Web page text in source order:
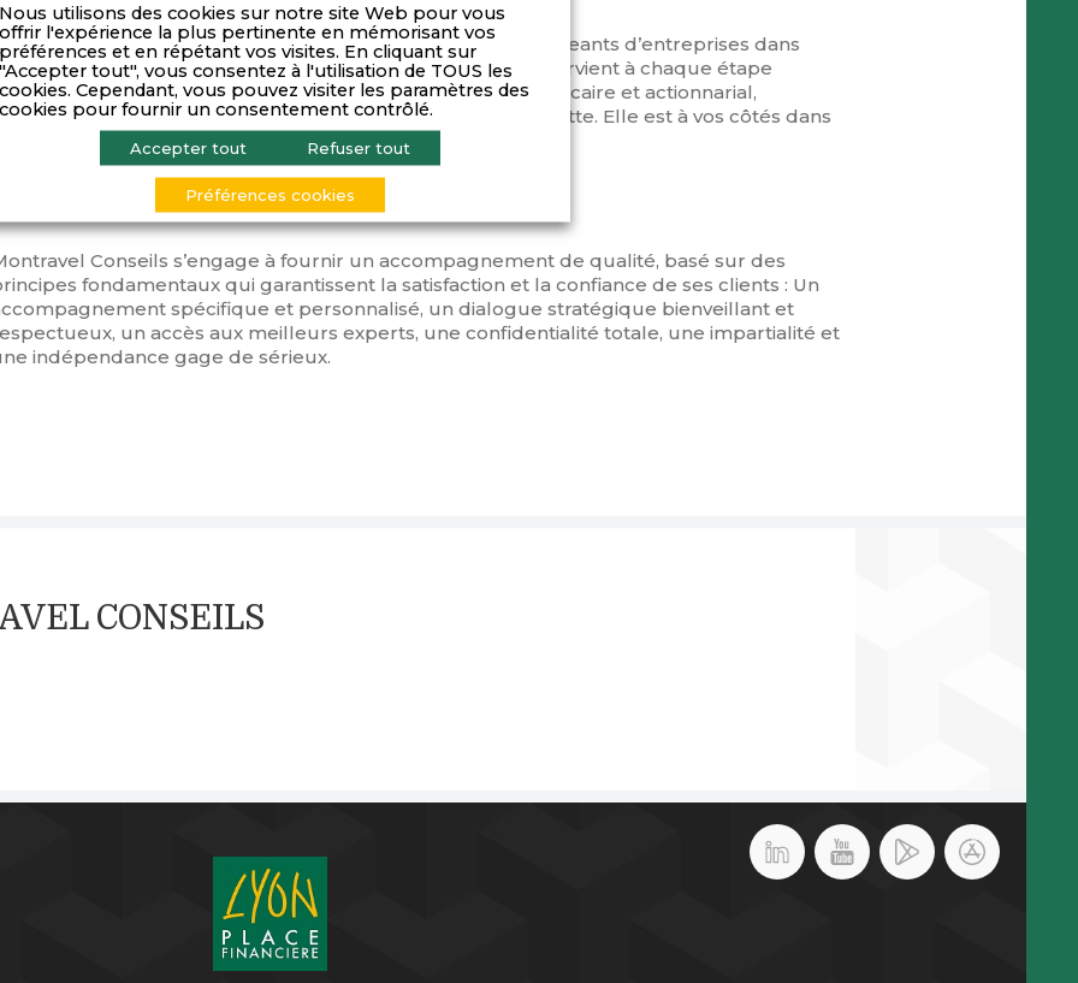
La mission de Montravel Conseils est d’accompagner les dirigeants d’entreprises dans
leurs réflexions stratégiques et leurs défis financiers. Elle intervient à chaque étape
cruciale de la gestion d’entreprise : analyse du panorama bancaire et actionnarial,
recherche de financements adaptés, restructuration de la dette. Elle est à vos côtés dans
vos démarches de levée de fonds auprès d’investisseurs.
Compétences
Conseils s’engage à fournir un accompagnement de qualité, basé sur des
fondamentaux qui garantissent la satisfaction et la confiance de ses clients : Un
spécifique et personnalisé, un dialogue stratégique bienveillant et
un accès aux meilleurs experts, une confidentialité totale, une impartialité et
indépendance gage de sérieux.
CONSEILS
Nous utilisons des cookies sur notre site Web pour vous
offrir l'expérience la plus pertinente en mémorisant vos
préférences et en répétant vos visites. En cliquant sur
"Accepter tout", vous consentez à l'utilisation de TOUS les
cookies. Cependant, vous pouvez visiter les paramètres des
cookies pour fournir un consentement contrôlé.
Accepter tout Refuser tout
Préférences cookies